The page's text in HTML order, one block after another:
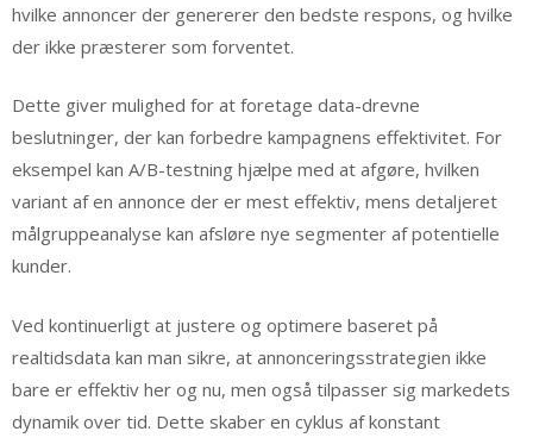
hvilke annoncer der genererer den bedste respons, og hvilke
der ikke præsterer som forventet.
Dette giver mulighed for at foretage data-drevne
beslutninger, der kan forbedre kampagnens effektivitet. For
eksempel kan A/B-testning hjælpe med at afgøre, hvilken
variant af en annonce der er mest effektiv, mens detaljeret
målgruppeanalyse kan afsløre nye segmenter af potentielle
kunder.
Ved kontinuerligt at justere og optimere baseret på
realtidsdata kan man sikre, at annonceringsstrategien ikke
bare er effektiv her og nu, men også tilpasser sig markedets
dynamik over tid. Dette skaber en cyklus af konstant